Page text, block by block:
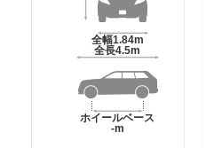
全幅1.84m
全長4.5m
ホイールベース
-m